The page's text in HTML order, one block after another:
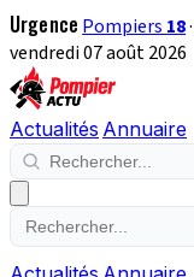
Urgence Pompiers 18·
vendredi 07 août 2026
Actualités Annuaire